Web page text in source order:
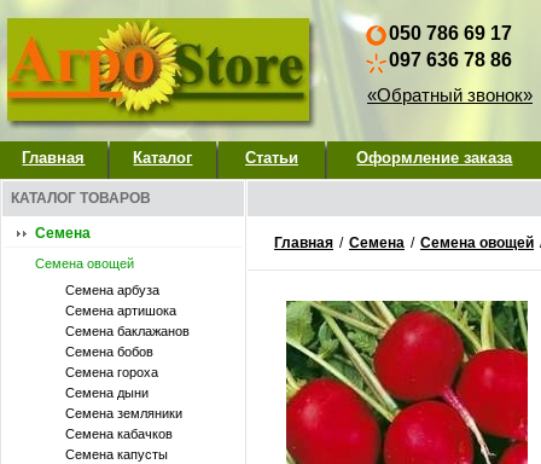
050 786 69 17
097 636 78 86
«Обратный звонок»
Главная Каталог Статьи Оформление заказа
КАТАЛОГ ТОВАРОВ
Семена
Семена овощей
Семена арбуза
Семена артишока
Семена баклажанов
Семена бобов
Семена гороха
Семена дыни
Семена земляники
Семена кабачков
Семена капусты
Главная / Семена / Семена овощей